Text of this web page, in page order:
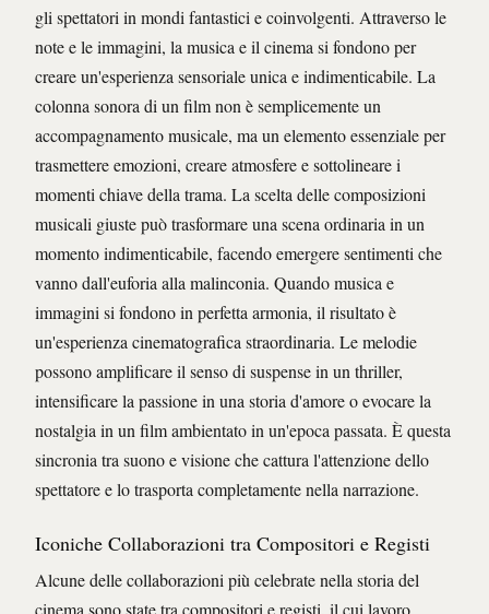
gli spettatori in mondi fantastici e coinvolgenti. Attraverso le
note e le immagini, la musica e il cinema si fondono per
creare un'esperienza sensoriale unica e indimenticabile. La
colonna sonora di un film non è semplicemente un
accompagnamento musicale, ma un elemento essenziale per
trasmettere emozioni, creare atmosfere e sottolineare i
momenti chiave della trama. La scelta delle composizioni
musicali giuste può trasformare una scena ordinaria in un
momento indimenticabile, facendo emergere sentimenti che
vanno dall'euforia alla malinconia. Quando musica e
immagini si fondono in perfetta armonia, il risultato è
un'esperienza cinematografica straordinaria. Le melodie
possono amplificare il senso di suspense in un thriller,
intensificare la passione in una storia d'amore o evocare la
nostalgia in un film ambientato in un'epoca passata. È questa
sincronia tra suono e visione che cattura l'attenzione dello
spettatore e lo trasporta completamente nella narrazione.
Iconiche Collaborazioni tra Compositori e Registi
Alcune delle collaborazioni più celebrate nella storia del
cinema sono state tra compositori e registi, il cui lavoro